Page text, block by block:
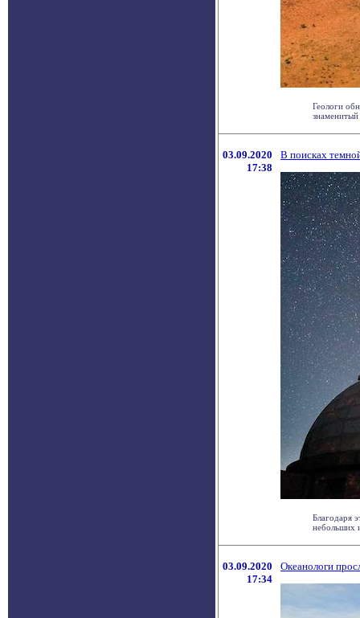
Геологи
03.09.2020
17:38
В поисках
Благодаря
небольших
03.09.2020
17:34
Океанологи